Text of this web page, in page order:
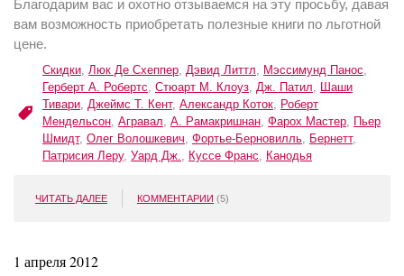
Благодарим вас и охотно отзываемся на эту просьбу, давая
вам возможность приобретать полезные книги по льготной
цене.
Скидки, Люк Де Схеппер, Дэвид Литтл, Мэссимунд Панос,
Герберт А. Робертс, Стюарт М. Клоуз, Дж. Патил, Шаши
Тивари, Джеймс Т. Кент, Александр Коток, Роберт
Мендельсон, Агравал, А. Рамакришнан, Фарох Мастер, Пьер
Шмидт, Олег Волошкевич, Фортье-Берновилль, Бернетт,
Патрисия Леру, Уард Дж., Куссе Франс, Канодья
ЧИТАТЬ ДАЛЕЕ КОММЕНТАРИИ (5)
1 апреля 2012